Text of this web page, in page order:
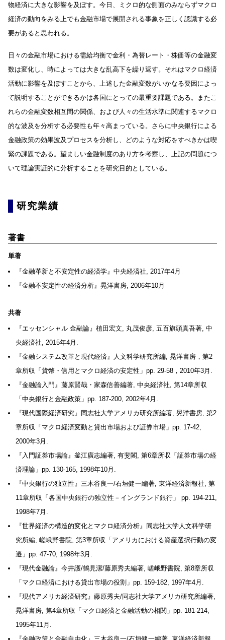
物経済に大きな影響を及ぼす。今日、ミクロ的な側面のみならずマクロ
経済の動向をみる上でも金融市場で展開される事象を正しく認識する必
要があると思われる。
日々の金融市場における需給均衡で金利・為替レート・株価等の金融変
数は変化し、時によっては大きな乱高下を繰り返す。それはマクロ経済
活動に影響を及ぼすことから、上述した金融変数がいかなる要因によっ
て説明することができるかは各国にとっての最重要課題である。またこ
れらの金融変数相互間の関係、および人々の生活水準に関連するマクロ
的な波及を分析する必要性も年々高まっている。さらに中央銀行による
金融政策の効果波及プロセスを分析し、どのような対応をすべきかは喫
緊の課題である。望ましい金融制度のあり方を考察し、上記の問題につ
いて理論実証的に分析することを研究目的としている。
研究業績
著書
単著
『金融革新と不安定性の経済学』中央経済社, 2017年4月
『金融不安定性の経済分析』晃洋書房, 2006年10月
共著
『エッセンシャル 金融論』植田宏文, 丸茂俊彦, 五百旗頭真吾著, 中
央経済社, 2015年4月.
『金融システム改革と現代経済』人文科学研究所編, 晃洋書房，第2
章所収「貨幣・信用とマクロ経済の安定性」pp. 29-58，2010年3月.
『金融論入門』藤原賢哉・家森信善編著, 中央経済社, 第14章所収
「中央銀行と金融政策」pp. 187-200, 2002年4月.
『現代国際経済研究』同志社大学アメリカ研究所編著, 晃洋書房, 第2
章所収「マクロ経済変動と貸出市場および証券市場」pp. 17-42,
2000年3月.
『入門証券市場論』釜江廣志編著, 有斐閣, 第6章所収「証券市場の経
済理論」pp. 130-165, 1998年10月.
『中央銀行の独立性』三木谷良一/石垣健一編著, 東洋経済新報社, 第
11章所収「各国中央銀行の独立性－イングランド銀行」 pp. 194-211,
1998年7月.
『世界経済の構造的変化とマクロ経済分析』同志社大学人文科学研
究所編, 嵯峨野書院, 第3章所収「アメリカにおける資産選択行動の変
遷」pp. 47-70, 1998年3月.
『現代金融論』今井護/鶴見潔/藤原秀夫編著, 嵯峨野書院, 第8章所収
「マクロ経済における貸出市場の役割」pp. 159-182, 1997年4月.
『現代アメリカ経済研究』藤原秀夫/同志社大学アメリカ研究所編著,
晃洋書房, 第4章所収「マクロ経済と金融活動の相関」pp. 181-214,
1995年11月.